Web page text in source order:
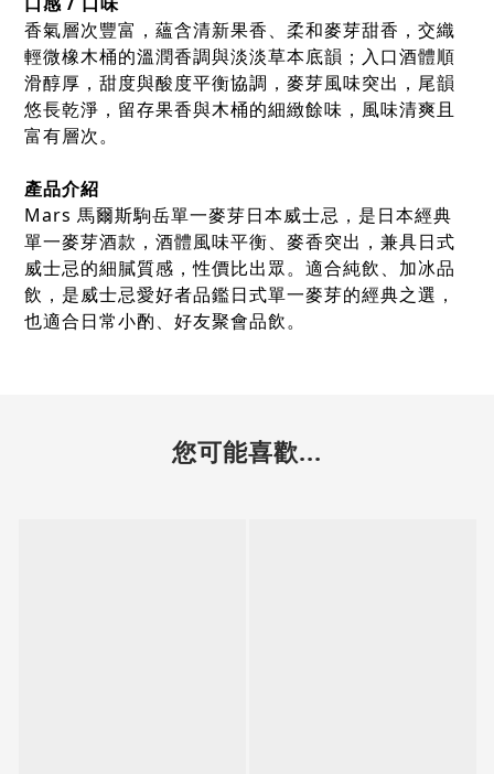
香氣層次豐富，蘊含清新果香、柔和麥芽甜香，交織
輕微橡木桶的溫潤香調與淡淡草本底韻；入口酒體順
滑醇厚，甜度與酸度平衡協調，麥芽風味突出，尾韻
悠長乾淨，留存果香與木桶的細緻餘味，風味清爽且
富有層次。
產品介紹
Mars 馬爾斯駒岳單一麥芽日本威士忌，是日本經典
單一麥芽酒款，酒體風味平衡、麥香突出，兼具日式
威士忌的細膩質感，性價比出眾。適合純飲、加冰品
飲，是威士忌愛好者品鑑日式單一麥芽的經典之選，
也適合日常小酌、好友聚會品飲。
您可能喜歡...